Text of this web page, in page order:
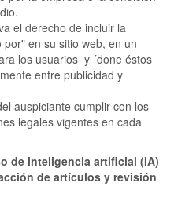
el derecho de incluir la
en su sitio web, en un
los usuarios y ´done éstos
entre publicidad y
auspiciante cumplir con los
legales vigentes en cada
de inteligencia artificial (IA)
de artículos y revisión